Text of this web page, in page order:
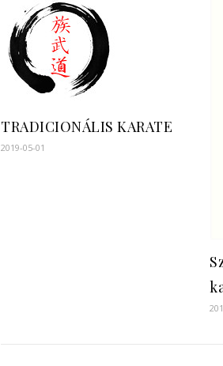
TRADICIONÁLIS KARATE
2019-05-01